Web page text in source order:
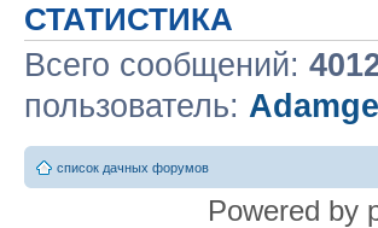
СТАТИСТИКА
Всего сообщений:
пользователь:
список дачных форумов
Powered by